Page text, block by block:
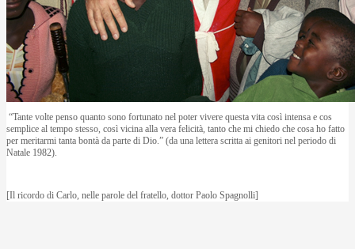
“Tante volte penso quanto sono fortunato nel poter vivere questa vita così intensa e cos
semplice al tempo stesso, così vicina alla vera felicità, tanto che mi chiedo che cosa ho fatto
per meritarmi tanta bontà da parte di Dio.” (da una lettera scritta ai genitori nel periodo di
Natale 1982).
[Il ricordo di Carlo, nelle parole del fratello, dottor Paolo Spagnolli]